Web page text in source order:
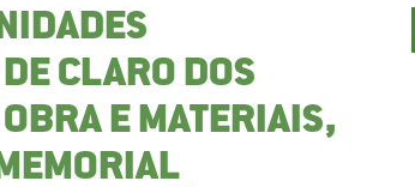
CLARO DOS
E MATERIAIS,